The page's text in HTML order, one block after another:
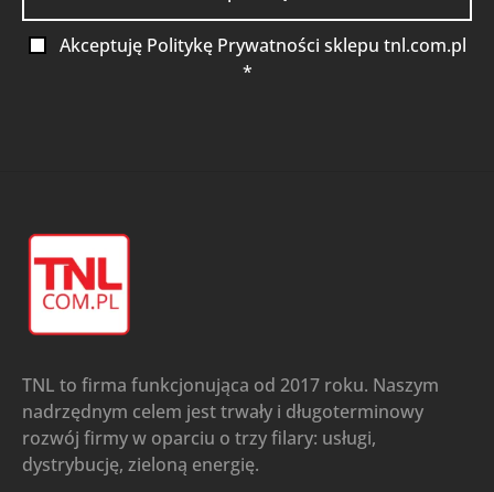
Akceptuję Politykę Prywatności sklepu tnl.com.pl
*
TNL to firma funkcjonująca od 2017 roku. Naszym
nadrzędnym celem jest trwały i długoterminowy
rozwój firmy w oparciu o trzy filary: usługi,
dystrybucję, zieloną energię.